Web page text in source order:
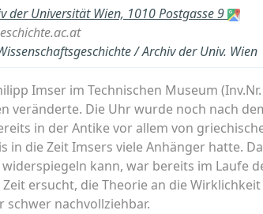
der Universität Wien, 1010 Postgasse 9
/ Archiv der Univ. Wien
Imser im Technischen Museum
veränderte. Die Uhr wurde noch nach
in der Antike vor allem von
die Zeit Imsers viele Anhänger hatte.
kann, war bereits im Laufe
ersucht, die Theorie an die
nachvollziehbar.